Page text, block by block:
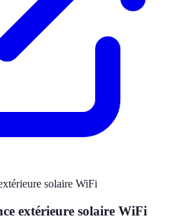
extérieure solaire WiFi